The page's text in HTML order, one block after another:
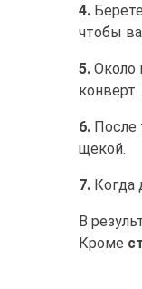
4.
чтобы
5. Около
конверт.
6. После
щекой.
7. Когда
В
Кроме